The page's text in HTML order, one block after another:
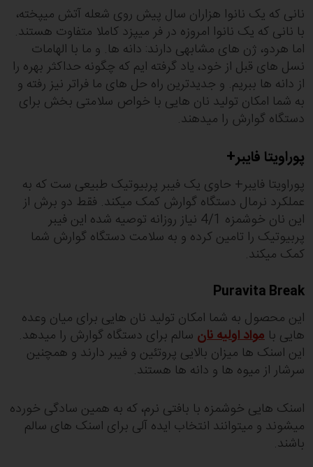
نانی که یک نانوا هزاران سال پیش روی شعله آتش میپخته،
با نانی که یک نانوا امروزه در فر میپزد کاملا متفاوت هستند.
اما هردو، ژن های مشابهی دارند: دانه ها. و ما با الهامات
نسل های قبل از خود، یاد گرفته ایم که چگونه حداکثر بهره را
از دانه ها ببریم. و جدیدترین راه حل های ما فراتر نیز رفته و
به شما امکان تولید نان هایی با خواص سلامتی بخش برای
دستگاه گوارش را میدهند.
پوراویتا فایبر+
پوراویتا فایبر+ حاوی یک فیبر پربیوتیک طبیعی ست که به
عملکرد نرمال دستگاه گوارش کمک میکند. فقط دو برش از
این نان خوشمزه 4/1 نیاز روزانه توصیه شده این فیبر
پربیوتیک را تامین کرده و به سلامت دستگاه گوارش شما
کمک میکند.
Puravita Break
این محصول به شما امکان تولید نان هایی برای میان وعده
هایی با مواد اولیه نان سالم برای دستگاه گوارش را میدهد.
این اسنک ها میزان بالایی پروتئین و فیبر دارند و همچنین
سرشار از میوه ها و دانه ها هستند.
اسنک هایی خوشمزه با بافتی نرم، که به همین سادگی خورده
میشوند و میتوانند انتخاب ایده آلی برای اسنک های سالم
باشند.